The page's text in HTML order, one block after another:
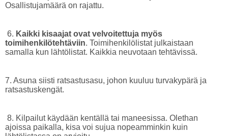
Osallistujamäärä on rajattu.
6. Kaikki kisaajat ovat velvoitettuja myös
toimihenkilötehtäviin. Toimihenkilölistat julkaistaan
samalla kun lähtölistat. Kaikkia neuvotaan tehtävissä.
7. Asuna siisti ratsastusasu, johon kuuluu turvakypärä ja
ratsastuskengät.
8. Kilpailut käydään kentällä tai maneesissa. Olethan
ajoissa paikalla, kisa voi sujua nopeamminkin kuin